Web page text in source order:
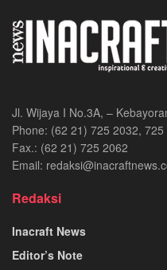
Jl. Wijaya I No.3A, –
Phone: (62 21) 725 2032,
Fax.: (62 21) 725 2062
Email:
Redaksi
Inacraft News
Editor’s Note